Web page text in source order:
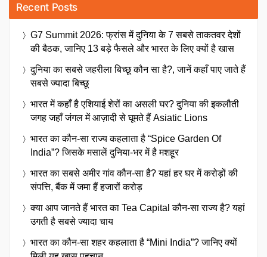
Recent Posts
G7 Summit 2026: फ्रांस में दुनिया के 7 सबसे ताकतवर देशों
की बैठक, जानिए 13 बड़े फैसले और भारत के लिए क्यों है खास
दुनिया का सबसे जहरीला बिच्छू कौन सा है?, जानें कहाँ पाए जाते हैं
सबसे ज्यादा बिच्छू
भारत में कहाँ है एशियाई शेरों का असली घर? दुनिया की इकलौती
जगह जहाँ जंगल में आज़ादी से घूमते हैं Asiatic Lions
भारत का कौन-सा राज्य कहलाता है “Spice Garden Of
India”? जिसके मसालें दुनिया-भर में है मशहूर
भारत का सबसे अमीर गांव कौन-सा है? यहां हर घर में करोड़ों की
संपत्ति, बैंक में जमा हैं हजारों करोड़
क्या आप जानते हैं भारत का Tea Capital कौन-सा राज्य है? यहां
उगती है सबसे ज्यादा चाय
भारत का कौन-सा शहर कहलाता है “Mini India”? जानिए क्यों